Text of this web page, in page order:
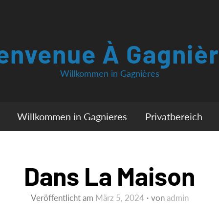
À
Willkommen in Gagnières
Willkommen in Gagnieres Privatbereich
Dans La Maison
Veröffentlicht am März 5, 2024 vonadmin